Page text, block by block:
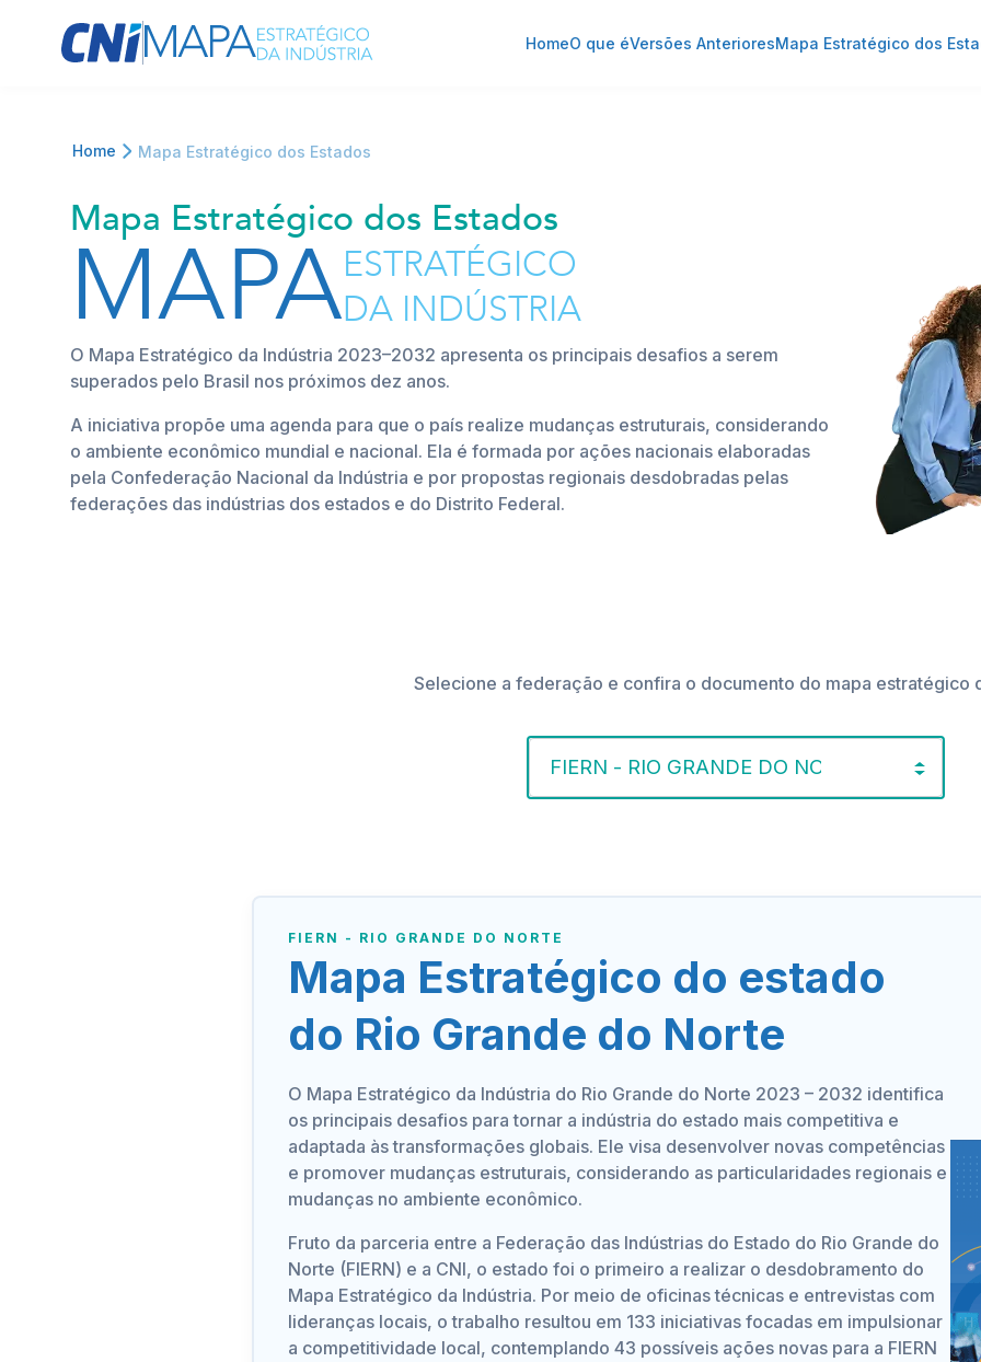
Pular para o Conteúdo principal
Mapa Estratégico dos Estados - Mapa Estratégico da
HomeO que éVersões AnterioresMapa Estratégico dos
Home Mapa Estratégico dos Estados
Mapa Estratégico dos Estados
MAPAESTRATÉGICO
DA INDÚSTRIA
O Mapa Estratégico da Indústria 2023–2032 apresenta os principais desafios a serem
superados pelo Brasil nos próximos dez anos.
A iniciativa propõe uma agenda para que o país realize mudanças estruturais, considerando
o ambiente econômico mundial e nacional. Ela é formada por ações nacionais elaboradas
pela Confederação Nacional da Indústria e por propostas regionais desdobradas pelas
federações das indústrias dos estados e do Distrito Federal.
Selecione a federação e confira o documento do mapa estratégico
FIERN - RIO GRANDE DO NORTE
Mapa Estratégico do estado
do Rio Grande do Norte
O Mapa Estratégico da Indústria do Rio Grande do Norte 2023 – 2032 identifica
os principais desafios para tornar a indústria do estado mais competitiva e
adaptada às transformações globais. Ele visa desenvolver novas competências
e promover mudanças estruturais, considerando as particularidades regionais e
mudanças no ambiente econômico.
Fruto da parceria entre a Federação das Indústrias do Estado do Rio Grande do
Norte (FIERN) e a CNI, o estado foi o primeiro a realizar o desdobramento do
Mapa Estratégico da Indústria. Por meio de oficinas técnicas e entrevistas com
lideranças locais, o trabalho resultou em 133 iniciativas focadas em impulsionar
a competitividade local, contemplando 43 possíveis ações novas para a FIERN